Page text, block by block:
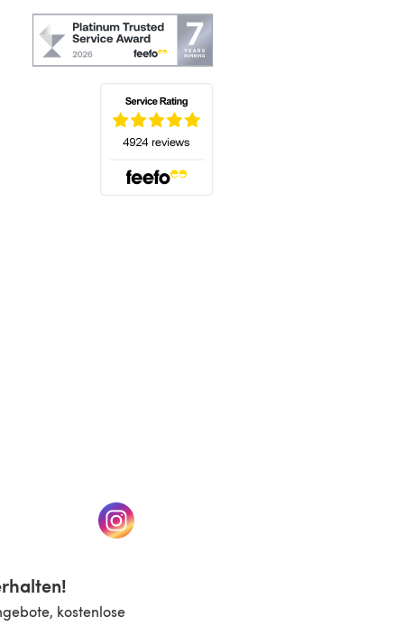
neuen Tab)(öffnet sich in einem neuen Tab)
kostenlose